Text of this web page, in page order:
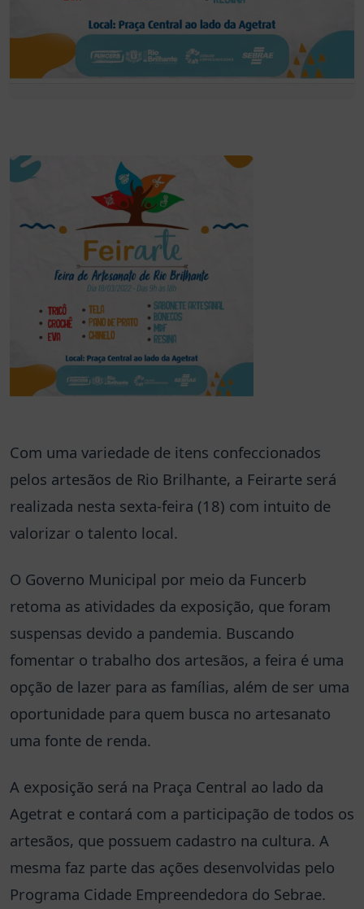
Com uma variedade de itens confeccionados
pelos artesãos de Rio Brilhante, a Feirarte será
realizada nesta sexta-feira (18) com intuito de
valorizar o talento local.
O Governo Municipal por meio da Funcerb
retoma as atividades da exposição, que foram
suspensas devido a pandemia. Buscando
fomentar o trabalho dos artesãos, a feira é uma
opção de lazer para as famílias, além de ser uma
oportunidade para quem busca no artesanato
uma fonte de renda.
A exposição será na Praça Central ao lado da
Agetrat e contará com a participação de todos os
artesãos, que possuem cadastro na cultura. A
mesma faz parte das ações desenvolvidas pelo
Programa Cidade Empreendedora do Sebrae.